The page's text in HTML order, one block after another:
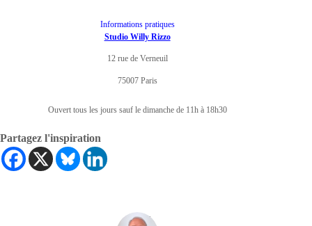
Informations pratiques
Studio Willy Rizzo
12 rue de Verneuil
75007 Paris
Ouvert tous les jours sauf le dimanche de 11h à 18h30
Partagez l'inspiration